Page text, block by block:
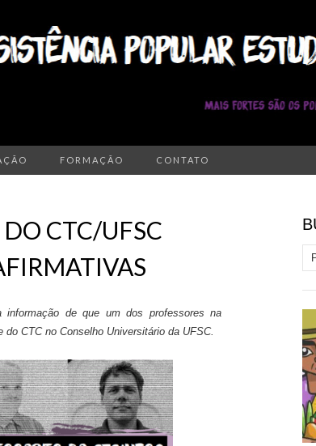
FORMAÇÃO CONTATO
DO CTC/UFSC
de que um dos professores na
CTC no Conselho Universitário da UFSC.